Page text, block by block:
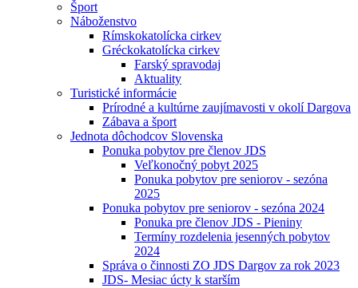
Šport
Náboženstvo
Rímskokatolícka cirkev
Gréckokatolícka cirkev
Farský spravodaj
Aktuality
Turistické informácie
Prírodné a kultúrne zaujímavosti v okolí Dargova
Zábava a šport
Jednota dôchodcov Slovenska
Ponuka pobytov pre členov JDS
Veľkonočný pobyt 2025
Ponuka pobytov pre seniorov - sezóna
2025
Ponuka pobytov pre seniorov - sezóna 2024
Ponuka pre členov JDS - Pieniny
Termíny rozdelenia jesenných pobytov
2024
Správa o činnosti ZO JDS Dargov za rok 2023
JDS- Mesiac úcty k starším